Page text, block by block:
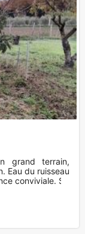
grand terrain,
Eau du ruisseau
conviviale. Su